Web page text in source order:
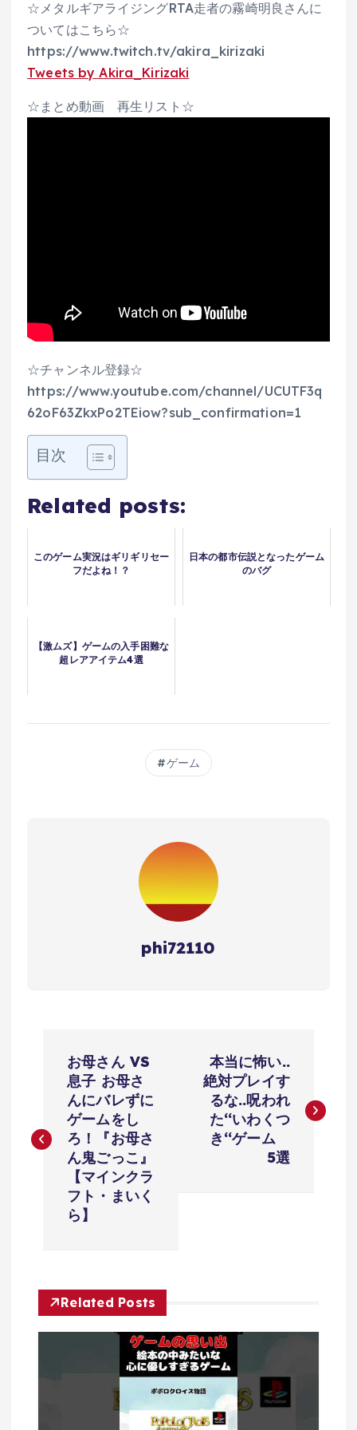
☆メタルギアライジングRTA走者の霧崎明良さんに
ついてはこちら☆
https://www.twitch.tv/akira_kirizaki
Tweets by Akira_Kirizaki
☆まとめ動画 再生リスト☆
☆チャンネル登録☆
https://www.youtube.com/channel/UCUTF3q
62oF63ZkxPo2TEiow?sub_confirmation=1
目次
Related posts:
このゲーム実況はギリギリセー
フだよね！？
日本の都市伝説となったゲーム
のバグ
【激ムズ】ゲームの入手困難な
超レアアイテム4選
ゲーム
phi72110
ナ
シ
ョ
お母さん VS
息子 お母さ
んにバレずに
ゲームをし
ろ！『お母さ
ん鬼ごっこ』
【マインクラ
フト・まいく
ら】
本当に怖い..
絶対プレイす
るな..呪われ
た‘‘いわくつ
き‘‘ゲーム
5選
Related Posts